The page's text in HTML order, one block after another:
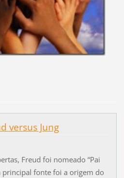
versus Jung
Freud foi nomeado “Pai
principal fonte foi a origem do